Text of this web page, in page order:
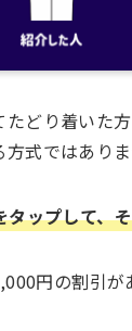
たどり着い
式ではありま
ップして、
円の割引